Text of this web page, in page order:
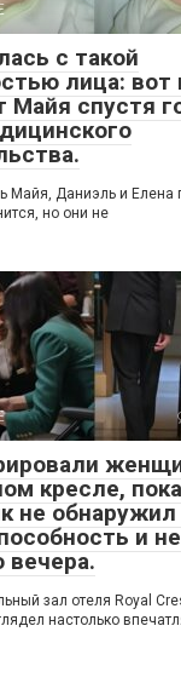
с такой
лица: вот
Майя спустя
Майя, Даниэль и Елена
но они не
кресле,
не обнаружил
и
вечера.
зал отеля Royal
настолько